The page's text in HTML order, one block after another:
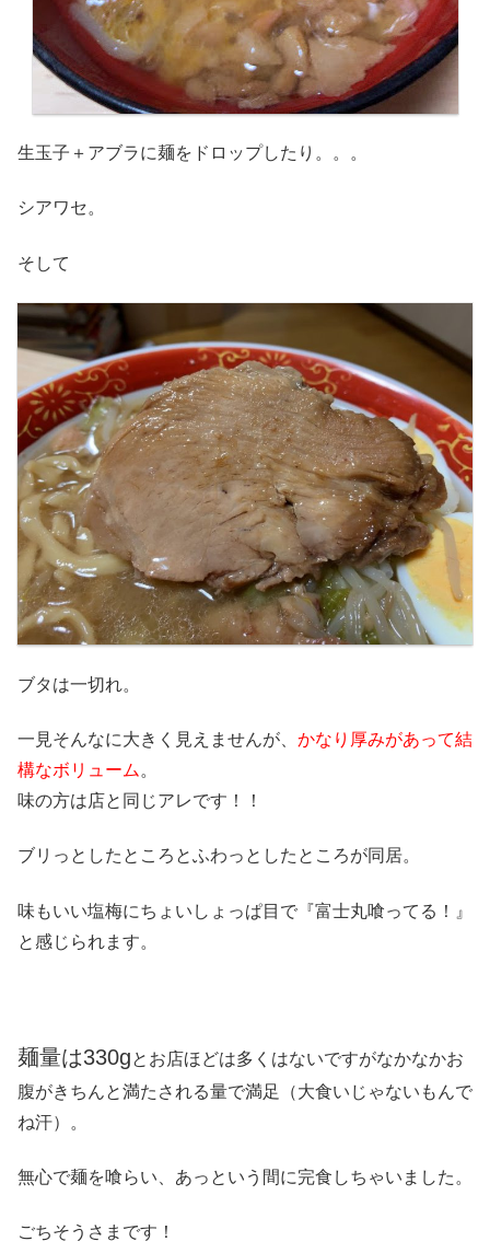
生玉子＋アブラに麺をドロップしたり。。。
シアワセ。
そして
ブタは一切れ。
一見そんなに大きく見えませんが、 かなり厚みがあって結
構なボリューム 。
味の方は店と同じアレです！！
ブリっとしたところとふわっとしたところが同居。
味もいい塩梅にちょいしょっぱ目で『富士丸喰ってる！』
と感じられます。
麺量は330gとお店ほどは多くはないですがなかなかお
腹がきちんと満たされる量で満足（大食いじゃないもんで
ね汗）。
無心で麺を喰らい、あっという間に完食しちゃいました。
ごちそうさまです！